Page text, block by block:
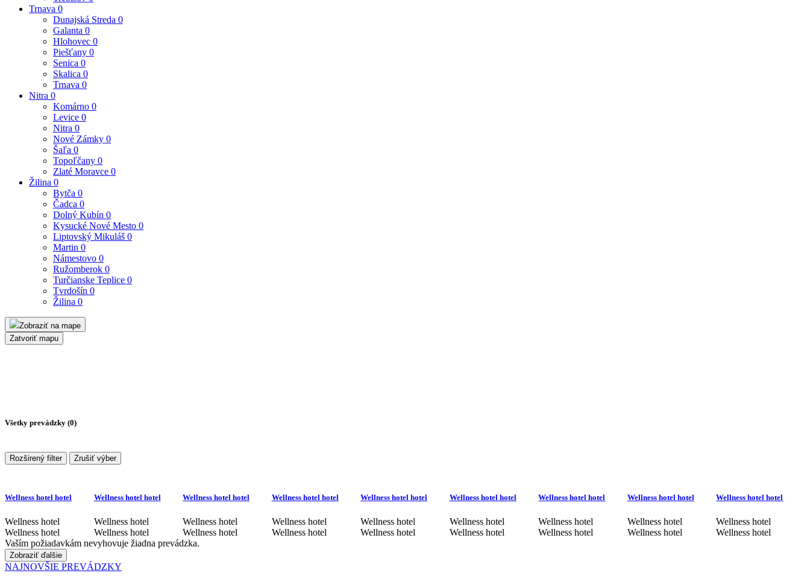
Trnava 0
Dunajská Streda 0
Galanta 0
Hlohovec 0
Piešťany 0
Senica 0
Skalica 0
Trnava 0
Nitra 0
Komárno 0
Levice 0
Nitra 0
Nové Zámky 0
Šaľa 0
Topoľčany 0
Zlaté Moravce 0
Žilina 0
Bytča 0
Čadca 0
Dolný Kubín 0
Kysucké Nové Mesto 0
Liptovský Mikuláš 0
Martin 0
Námestovo 0
Ružomberok 0
Turčianske Teplice 0
Tvrdošín 0
Žilina 0
Zobraziť na mape
Zatvoriť mapu
Všetky prevádzky (0)
Rozširený filter Zrušiť výber
Wellness hotel hotel
Wellness hotel
Wellness hotel
Wellness hotel hotel
Wellness hotel
Wellness hotel
Wellness hotel hotel
Wellness hotel
Wellness hotel
Wellness hotel hotel
Wellness hotel
Wellness hotel
Wellness hotel hotel
Wellness hotel
Wellness hotel
Wellness hotel hotel
Wellness hotel
Wellness hotel
Wellness hotel hotel
Wellness hotel
Wellness hotel
Wellness hotel hotel
Wellness hotel
Wellness hotel
Wellness hotel hotel
Wellness hotel
Wellness hotel
Vaším požiadavkám nevyhovuje žiadna prevádzka.
Zobraziť ďalšie
NAJNOVŠIE PREVÁDZKY